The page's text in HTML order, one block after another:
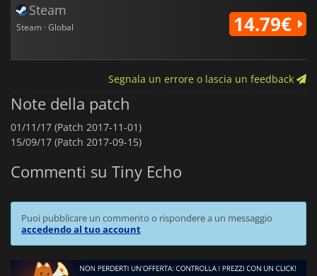
Steam
Steam · Global 14.79€
Segnala un errore o lascia un feedback
Note della patch
01/11/17 (Patch 2017-11-01)
15/09/17 (Patch 2017-09-15)
Commenti su Tiny Echo
Puoi pubblicare un commento o rispondere a un messaggio
accedendo al tuo account